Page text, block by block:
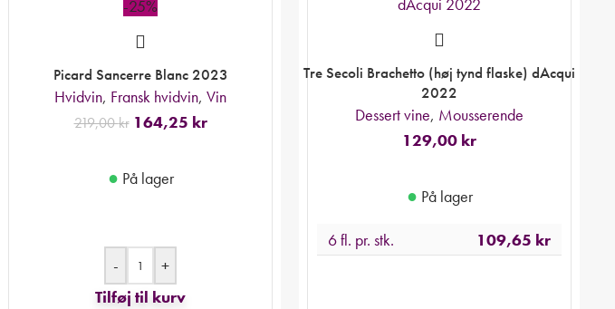
-25%
Picard Sancerre Blanc 2023
Hvidvin, Fransk hvidvin, Vin
219,00kr 164,25 kr
● På lager
-
+
Tilføj til kurv
Tre Secoli Brachetto (høj tynd flaske) dAcqui
2022
Dessert vine, Mousserende
129,00 kr
● På lager
6 fl. pr. stk. 109,65 kr